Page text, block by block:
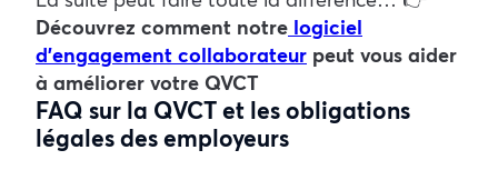
Découvrez comment notre logiciel
d’engagement collaborateur peut vous aider
à améliorer votre QVCT
FAQ sur la QVCT et les obligations
légales des employeurs